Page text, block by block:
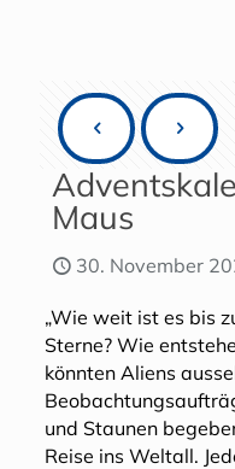
Maus
30. November
„Wie weit ist es bis
Sterne? Wie
könnten Aliens
und Staunen
Reise ins Weltall.